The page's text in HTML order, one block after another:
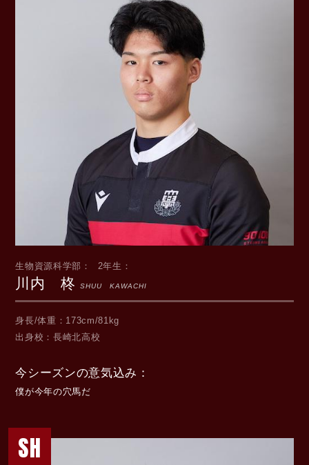
生物資源科学部 2年生
川内 柊 SHUU KAWACHI
身長/体重
173cm/81kg
出身校
長崎北高校
今シーズンの意気込み
僕が今年の穴馬だ
SH